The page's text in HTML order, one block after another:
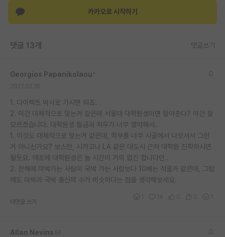
카카오로 시작하기
댓글 13개 댓글쓰기
Georgios Papanikolaou
1. 다이렉트 박사로 가시면 되죠.
2. 이건 대체적으로 맞는거 같은데 서울대 대학원생이면 알아준다? 이건 잘
모르겠습니다. 대학원생 월급과 처우가 너무 열악해서..
1. 이것도 대체적으로 맞는거 같은데, 학부를 너무 시골에서 나오셔서 그런
거 아니신가요? 보스턴, 시카고나 LA 같은 대도시 근처 대학원 진학하시면
될듯요. 애초에 대학원생은 놀 시간이 거의 없긴 합니다만..
2. 한해에 미박가는 사람이 국박 가는 사람보다 10배는 적을거 같은데, 그럼
에도 미박과 국박 출신의 수가 비슷하다는 점을 생각헤보세요.
대댓글 쓰기
Allan Nevins